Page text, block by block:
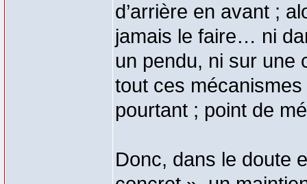
d’arrière en avant ;
jamais le faire… ni
un pendu, ni sur
tout ces
pourtant ; point de
Donc, dans le doute